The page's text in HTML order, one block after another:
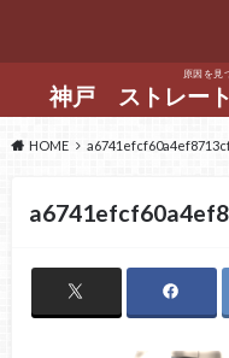
原因を見
神戸 ストレー
HOME